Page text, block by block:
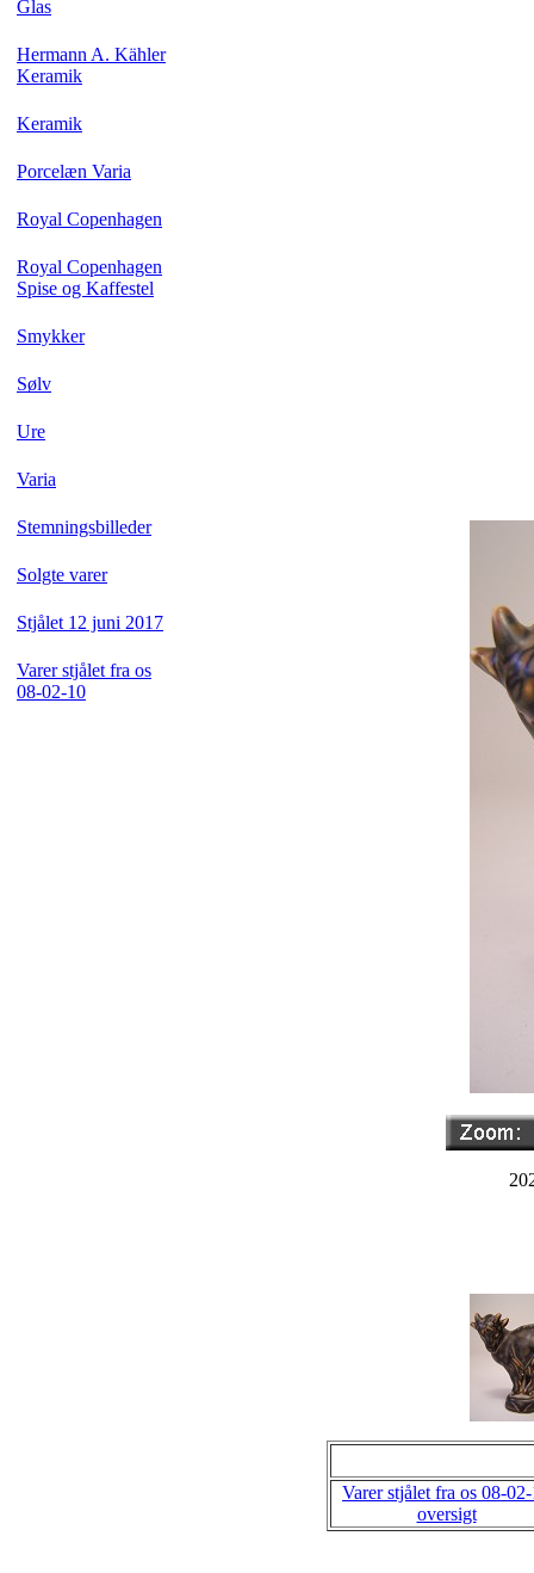
Glas
Hermann A. Kähler
Keramik
Keramik
Porcelæn Varia
Royal Copenhagen
Royal Copenhagen
Spise og Kaffestel
Smykker
Sølv
Ure
Varia
Stemningsbilleder
Solgte varer
Stjålet 12 juni 2017
Varer stjålet fra os
08-02-10
Varer stjålet fra os 08-
oversigt